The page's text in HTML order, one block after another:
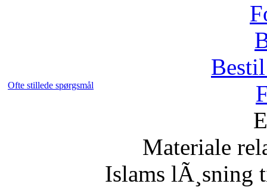
Ofte stillede spørgsmål
Materiale
Islams lÃ¸sning